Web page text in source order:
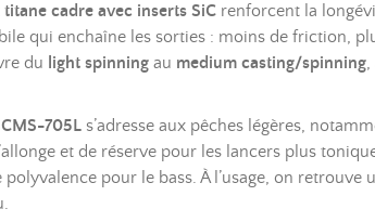
cadre avec inserts SiC renforcent la
qui enchaîne les sorties : moins de friction,
du light spinning au medium casting/spinning,
705L s’adresse aux pêches légères,
et de réserve pour les lancers plus
polyvalence pour le bass. À l’usage, on